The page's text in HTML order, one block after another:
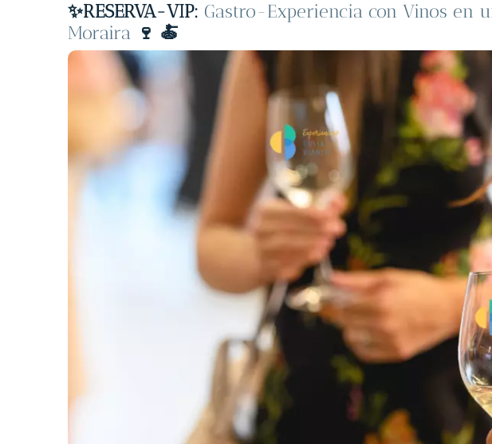
✨RESERVA-VIP: Gastro-Experiencia con Vinos en
Moraira 🍷 🍝